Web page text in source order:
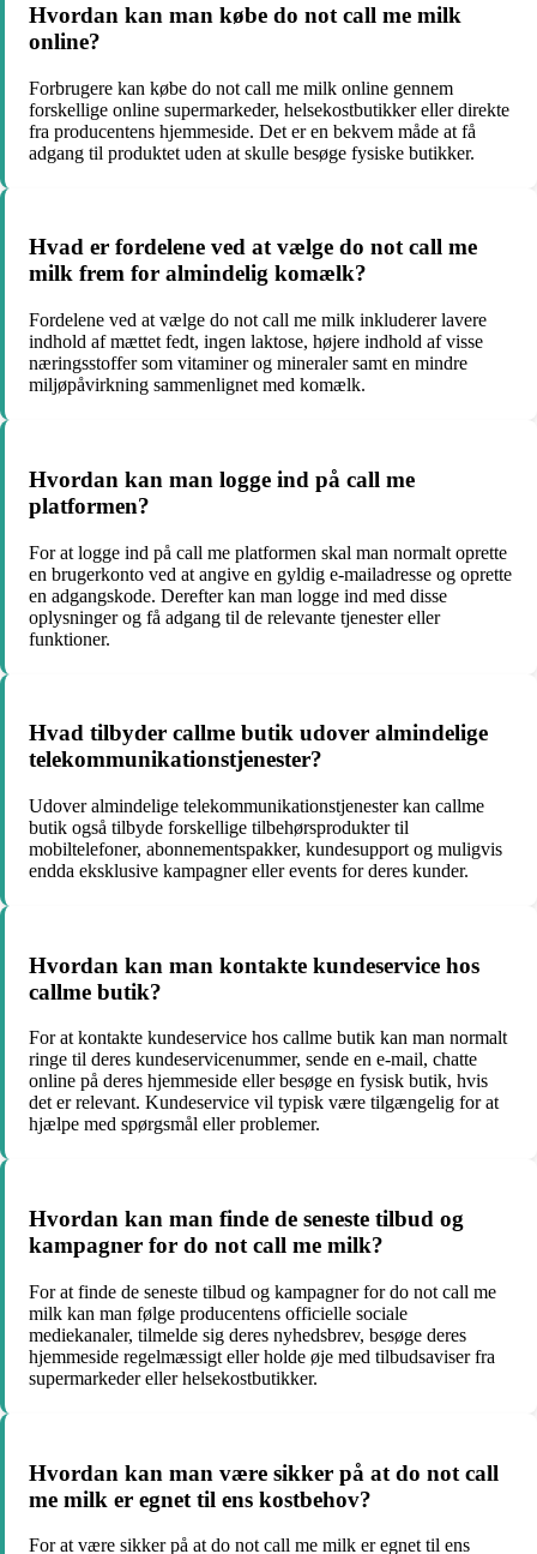
Hvordan kan man købe do not call me milk
online?
Forbrugere kan købe do not call me milk online gennem
forskellige online supermarkeder, helsekostbutikker eller direkte
fra producentens hjemmeside. Det er en bekvem måde at få
adgang til produktet uden at skulle besøge fysiske butikker.
Hvad er fordelene ved at vælge do not call me
milk frem for almindelig komælk?
Fordelene ved at vælge do not call me milk inkluderer lavere
indhold af mættet fedt, ingen laktose, højere indhold af visse
næringsstoffer som vitaminer og mineraler samt en mindre
miljøpåvirkning sammenlignet med komælk.
Hvordan kan man logge ind på call me
platformen?
For at logge ind på call me platformen skal man normalt oprette
en brugerkonto ved at angive en gyldig e-mailadresse og oprette
en adgangskode. Derefter kan man logge ind med disse
oplysninger og få adgang til de relevante tjenester eller
funktioner.
Hvad tilbyder callme butik udover almindelige
telekommunikationstjenester?
Udover almindelige telekommunikationstjenester kan callme
butik også tilbyde forskellige tilbehørsprodukter til
mobiltelefoner, abonnementspakker, kundesupport og muligvis
endda eksklusive kampagner eller events for deres kunder.
Hvordan kan man kontakte kundeservice hos
callme butik?
For at kontakte kundeservice hos callme butik kan man normalt
ringe til deres kundeservicenummer, sende en e-mail, chatte
online på deres hjemmeside eller besøge en fysisk butik, hvis
det er relevant. Kundeservice vil typisk være tilgængelig for at
hjælpe med spørgsmål eller problemer.
Hvordan kan man finde de seneste tilbud og
kampagner for do not call me milk?
For at finde de seneste tilbud og kampagner for do not call me
milk kan man følge producentens officielle sociale
mediekanaler, tilmelde sig deres nyhedsbrev, besøge deres
hjemmeside regelmæssigt eller holde øje med tilbudsaviser fra
supermarkeder eller helsekostbutikker.
Hvordan kan man være sikker på at do not call
me milk er egnet til ens kostbehov?
For at være sikker på at do not call me milk er egnet til ens